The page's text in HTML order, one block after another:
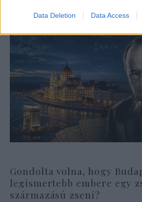
Data Deletion Data Access
Gondolta volna, hogy
legismertebb embere egy
származású zseni?